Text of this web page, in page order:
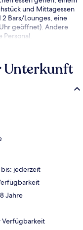
und Mittagessen
Bars/Lounges, eine
geöffnet). Andere
Unterkunft
jederzeit
Jahre
Verfügbarkeit